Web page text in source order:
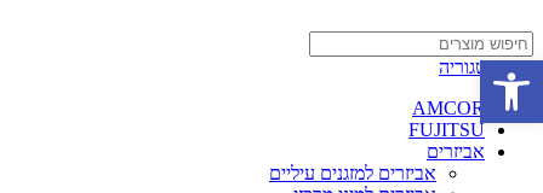
בחר קטגוריה
AMCOR
FUJITSU
אביזרים
אביזרים למזגנים עיליים
פתח סרגל נגישות